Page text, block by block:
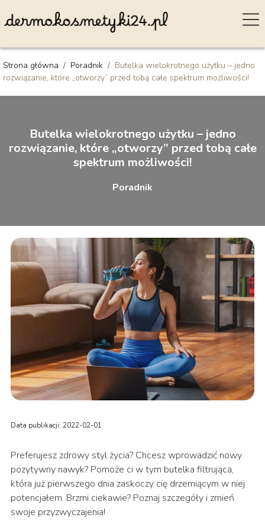
Strona główna / Poradnik / Butelka wielokrotnego użytku – jedno
rozwiązanie, które „otworzy” przed tobą całe spektrum możliwości!
Butelka wielokrotnego użytku – jedno
rozwiązanie, które „otworzy” przed tobą całe
spektrum możliwości!
Poradnik
Data publikacji: 2022-02-01
Preferujesz zdrowy styl życia? Chcesz wprowadzić nowy
pozytywny nawyk? Pomoże ci w tym butelka filtrująca,
która już pierwszego dnia zaskoczy cię drzemiącym w niej
potencjałem. Brzmi ciekawie? Poznaj szczegóły i zmień
swoje przyzwyczajenia!